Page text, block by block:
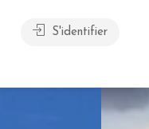
S'identifier